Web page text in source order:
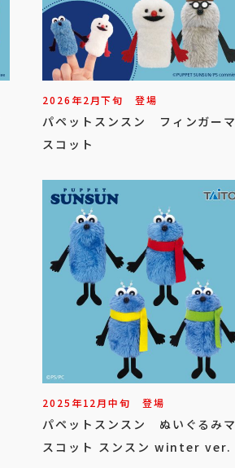
2026年2月下旬 登場
パペットスンスン フィンガーマ
スコット
2025年12月中旬 登場
パペットスンスン ぬいぐるみマ
スコット スンスン winter ver.